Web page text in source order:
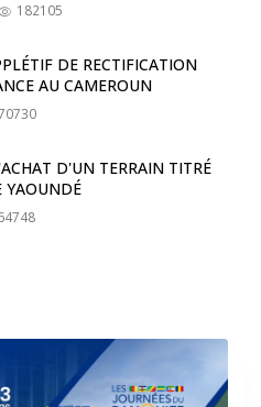
182105
DE RECTIFICATION
AU CAMEROUN
D'UN TERRAIN TITRÉ
YAOUNDÉ